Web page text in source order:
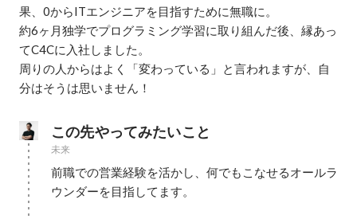
果、0からITエンジニアを目指すために無職に。
約6ヶ月独学でプログラミング学習に取り組んだ後、縁あっ
てC4Cに入社しました。
周りの人からはよく「変わっている」と言われますが、自
分はそうは思いません！
この先やってみたいこと
未来
前職での営業経験を活かし、何でもこなせるオールラ
ウンダーを目指してます。